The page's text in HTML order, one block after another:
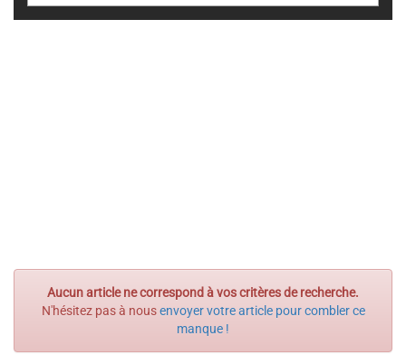
Aucun article ne correspond à vos critères de recherche.
N'hésitez pas à nousenvoyer votre article pour combler ce
manque !